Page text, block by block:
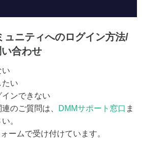
ュニティへのログイン方法/
合わせ
い
たい
インできない
のご質問は、
DMMサポート窓口 ま
。
ームで受け付けています。